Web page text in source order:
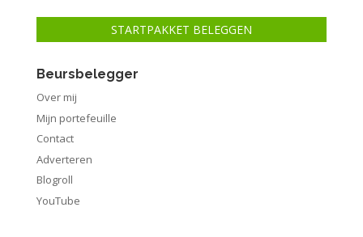
STARTPAKKET BELEGGEN
Beursbelegger
Over mij
Mijn portefeuille
Contact
Adverteren
Blogroll
YouTube